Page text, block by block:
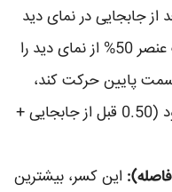
از جابجایی در نمای دید
قرار دارند. برای مثال، اگر یک عنصر 50% از نمای دید را
و سپس 25% به سمت پایین حرکت کند،
کسر تاثیر آن 0.75 خواهد بود (0.50 قبل از جابجایی +
این کسر، بیشترین